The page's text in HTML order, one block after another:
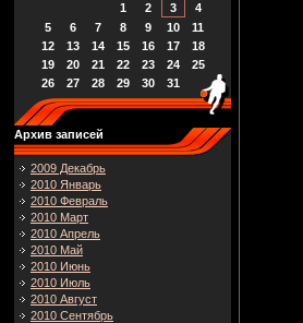
1
2 3
4
5
6 7 8 9 10
11
12
13 14 15 16 17
18
19
20 21 22 23 24
25
26
27 28 29 30 31
Архив записей
2009 Декабрь
2010 Январь
2010 Февраль
2010 Март
2010 Апрель
2010 Май
2010 Июнь
2010 Июль
2010 Август
2010 Сентябрь